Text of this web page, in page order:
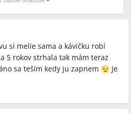
si melie sama a kávičku robí
5 rokov strhala tak mám teraz
sa teším kedy ju zapnem
Je